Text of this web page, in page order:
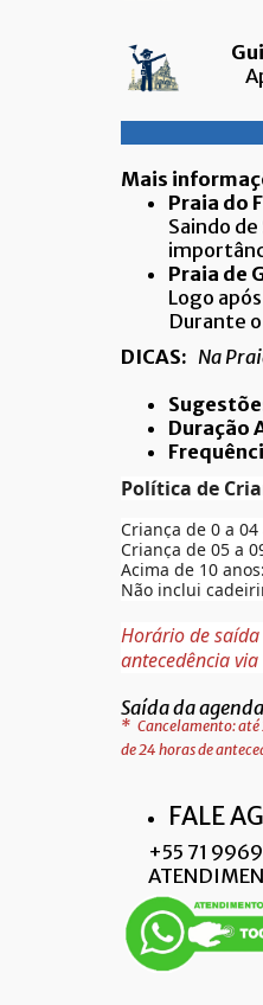
Mais
Praia do
Saindo
Praia de
Logo
Durante
DICAS: Na
Duração
Política de
Criança de 0 a
Criança de 05 a
Acima de 10
Não inclui
Horário de
antecedência via
Saída da
* Cancelamento: até
de 24 horas de
FALE
+55 71